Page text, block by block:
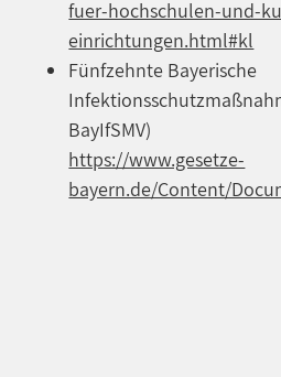
fuer-hochschulen-und-
einrichtungen.html#kl
Fünfzehnte Bayerische
BayIfSMV)
https://www.gesetze-
bayern.de/Content/